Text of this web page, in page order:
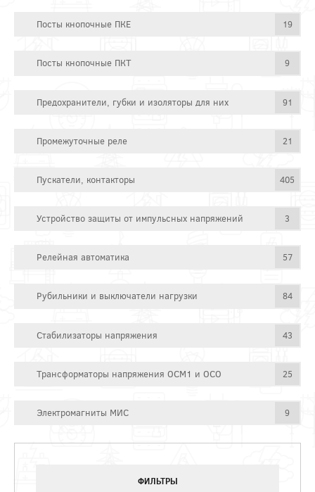
Посты кнопочные ПКЕ 19
Посты кнопочные ПКТ 9
Предохранители, губки и изоляторы для них 91
Промежуточные реле 21
Пускатели, контакторы 405
Устройство защиты от импульсных напряжений 3
Релейная автоматика 57
Рубильники и выключатели нагрузки 84
Стабилизаторы напряжения 43
Трансформаторы напряжения ОСМ1 и ОСО 25
Электромагниты МИС 9
ФИЛЬТРЫ